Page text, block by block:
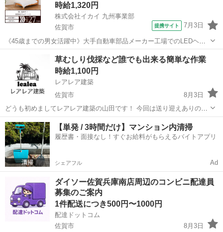
時給1,320円
株式会社イカイ 九州事業部
佐賀市
提携サイト 7月3日
《45歳までの男女活躍中》大手自動車部品メーカー工場でのLEDヘッ
ドライトの組立作業【新しいスタートを応援します!★選べる特典”寮費
4か月無料or更新祝金16万円＆昇給あり★】 ＜お仕事内容＞ ≪自動車
用ヘッドライト・テー...
佐賀市 その他
草むしり伐採など誰でも出来る簡単な作業
時給1,100円
レアレア建築
佐賀市
8月3日
どうも初めましてレアレア建築の山田です！ 今回は送り迎えありのお
仕事です！！ 作業内容は誰でもできる簡単なお仕事、例えばひたすら
草をむしる、伐採後の木や草をひたすらトラックに載せる等々難しい
事はありません！！ただ夏は暑さ...
佐賀 佐賀市 その他 草むしり
【単発 / 3時間だけ】マンション内清掃
履歴書・面接なし！すぐお給料がもらえるバイトアプリ
シェアフル Ad
ダイソー佐賀兵庫南店周辺のコンビニ配達員
募集のご案内
1件配送につき500円〜1000円
配達ドットコム
佐賀市
8月3日